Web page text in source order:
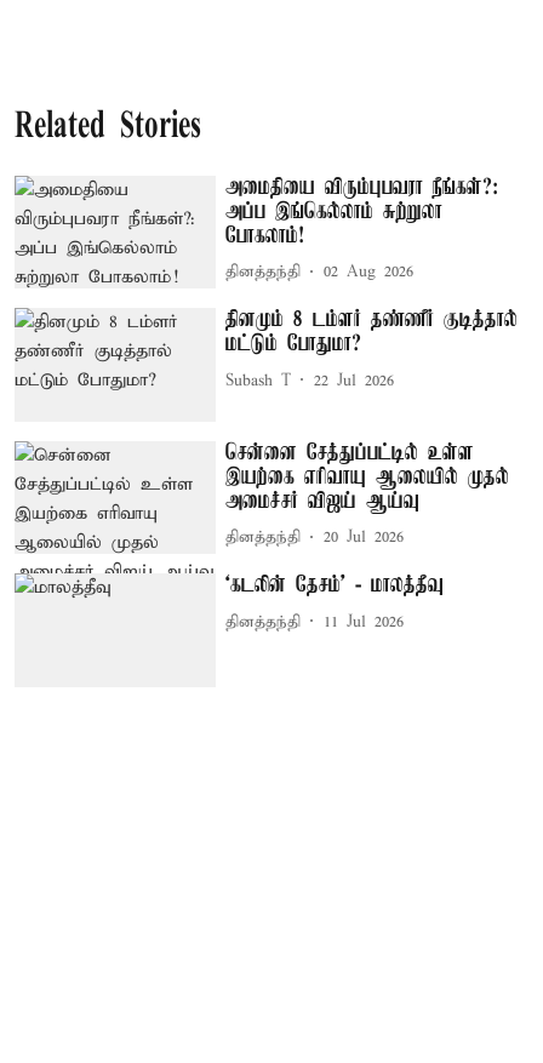
Related Stories
அமைதியை விரும்புபவரா நீங்கள்?:
அப்ப இங்கெல்லாம் சுற்றுலா
போகலாம்!
தினத்தந்தி 02 Aug 2026
தினமும் 8 டம்ளர் தண்ணீர் குடித்தால்
மட்டும் போதுமா?
Subash T 22 Jul 2026
சென்னை சேத்துப்பட்டில் உள்ள
இயற்கை எரிவாயு ஆலையில் முதல்
அமைச்சர் விஜய் ஆய்வு
தினத்தந்தி 20 Jul 2026
‘கடலின் தேசம்’ - மாலத்தீவு
தினத்தந்தி 11 Jul 2026